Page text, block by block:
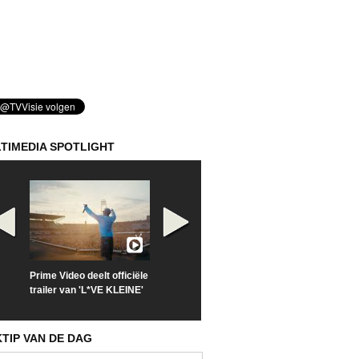
SPOTLIGHT
Prime Video deelt officiële
trailer van 'L*VE KLEINE'
VAN DE DAG